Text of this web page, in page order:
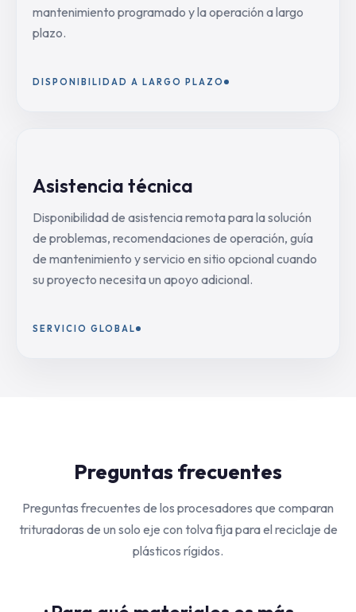
mantenimiento programado y la operación a largo
plazo.
DISPONIBILIDAD A LARGO PLAZO
Asistencia técnica
Disponibilidad de asistencia remota para la solución
de problemas, recomendaciones de operación, guía
de mantenimiento y servicio en sitio opcional cuando
su proyecto necesita un apoyo adicional.
SERVICIO GLOBAL
Preguntas frecuentes
Preguntas frecuentes de los procesadores que comparan
trituradoras de un solo eje con tolva fija para el reciclaje de
plásticos rígidos.